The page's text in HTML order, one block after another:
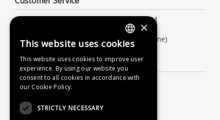
Opening hours Mon – Fri: 9:00 AM – 4:00 PM
(local/mobile network charge, also waiting time)
asiakaspalvelu@otava.fi
Information
Terms of delivery
Privacy Policy
FINNISH
SWEDISH
ENGLISH
×
This website uses cookies
This website uses cookies to improve user
experience. By using our website you
consent to all cookies in accordance with
our Cookie Policy.
STRICTLY NECESSARY